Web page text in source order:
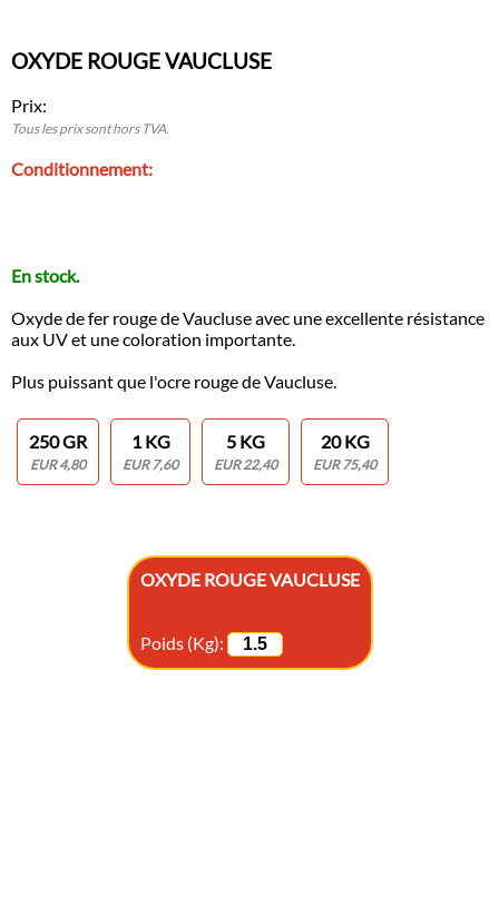
OXYDE ROUGE VAUCLUSE
Prix:
Tous les prix sont hors TVA.
Conditionnement:
En stock.
Oxyde de fer rouge de Vaucluse avec une excellente résistance
aux UV et une coloration importante.
Plus puissant que l'ocre rouge de Vaucluse.
250 GR
EUR 4,80
1 KG
EUR 7,60
5 KG
EUR 22,40
20 KG
EUR 75,40
OXYDE ROUGE VAUCLUSE
Poids (Kg):